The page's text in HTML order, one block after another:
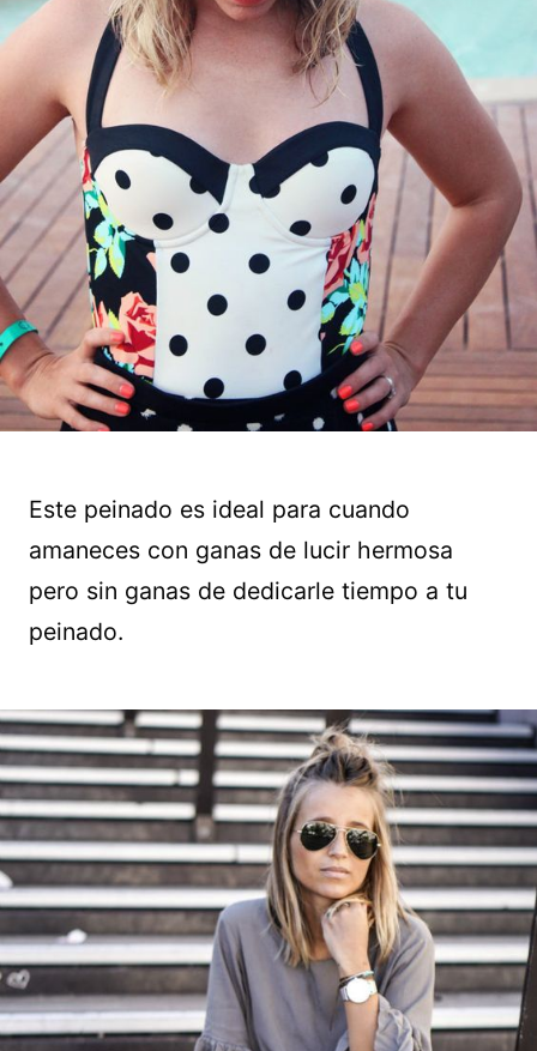
Este peinado es ideal para cuando
amaneces con ganas de lucir hermosa
pero sin ganas de dedicarle tiempo a tu
peinado.